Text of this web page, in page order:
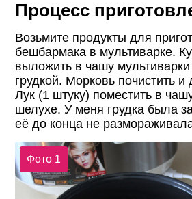
Процесс
Возьмите продукты для
бешбармака в мультиварке.
выложить в чашу
грудкой. Морковь почистить и
Лук (1 штуку) поместить в
шелухе. У меня грудка была
её до конца не
Фото 1